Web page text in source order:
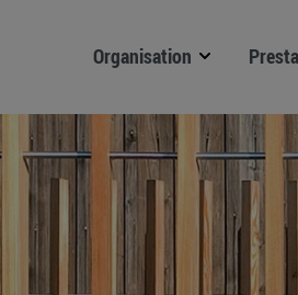
Organisation